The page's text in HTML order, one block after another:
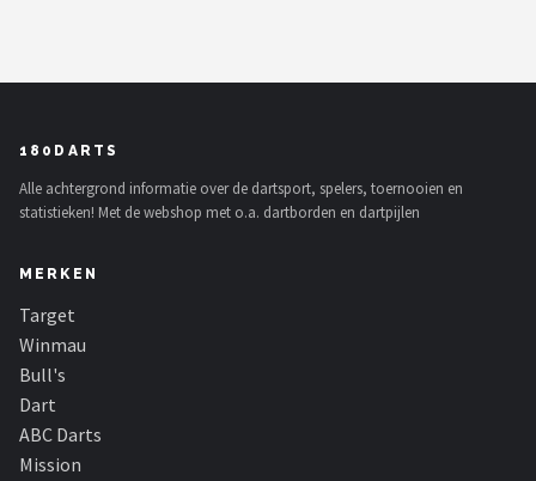
KOTO
Red Dragon
Alle merken →
180DARTS
Alle achtergrond informatie over de dartsport, spelers, toernooien en
statistieken! Met de webshop met o.a. dartborden en dartpijlen
MERKEN
Target
Winmau
Bull's
Dart
ABC Darts
Mission